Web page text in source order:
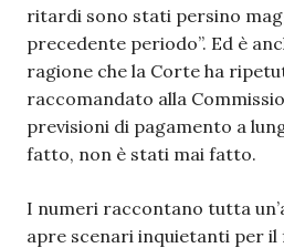
ritardi sono stati persino
precedente periodo”. Ed è
ragione che la Corte ha
raccomandato alla
previsioni di pagamento a
fatto, non è stati mai fatto.
I numeri raccontano tutta
apre scenari inquietanti per il